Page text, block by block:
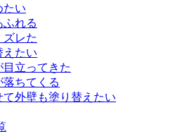
たい
ふれる
ズレた
えたい
目立ってきた
落ちてくる
て外壁も塗り替えたい